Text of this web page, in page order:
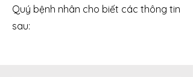
Quý bệnh nhân cho biết các thông tin
sau: